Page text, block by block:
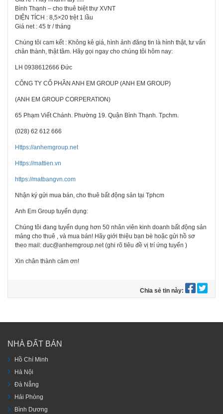
Bình Thạnh – cho thuê biệt thự XVNT
DIỆN TÍCH : 8,5×20 trệt 1 lầu
Giá net : 45 tr / tháng
Chúng tôi cam kết : Không kê giá, hình ảnh đăng tin là hình thật, tư vấn
chân thành, thật tâm. Hãy gọi ngay cho chúng tôi hôm nay:
LH 0938612666 Đức
CÔNG TY CỔ PHẦN ANH EM GROUP (ANH EM GROUP)
(ANH EM GROUP CORPERATION)
65 Phạm Viết Chánh. Phường 19. Quận Bình Thạnh. Tpchm.
(028) 62 612 666
Https://anhemgroup.net
Https://mattien.vn
https://matbangvn.com
Nhận ký gửi mua bán, cho thuê bất động sản tại Tphcm
Anh Em Group tuyển dụng:
Chúng tôi đang tuyển dụng hơn 50 nhân viên kinh doanh bất động sản
mảng cho thuê , và mua bán! Hãy giới thiệu bạn bè hoặc gửi hồ sơ
theo mail: duc@anhemgroup.net (ghi rõ tiêu đề vị trí ứng tuyển )
Xin chân thành cảm ơn!
Chia sẻ tin này:
NHÀ ĐẤT BÁN
Hồ Chí Minh
Hà Nội
Đà Nẵng
Hải Phòng
Bình Dương